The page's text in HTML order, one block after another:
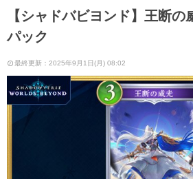
【シャドバビヨンド】王断
パック
最終更新：2025年9月1日(月) 08:02